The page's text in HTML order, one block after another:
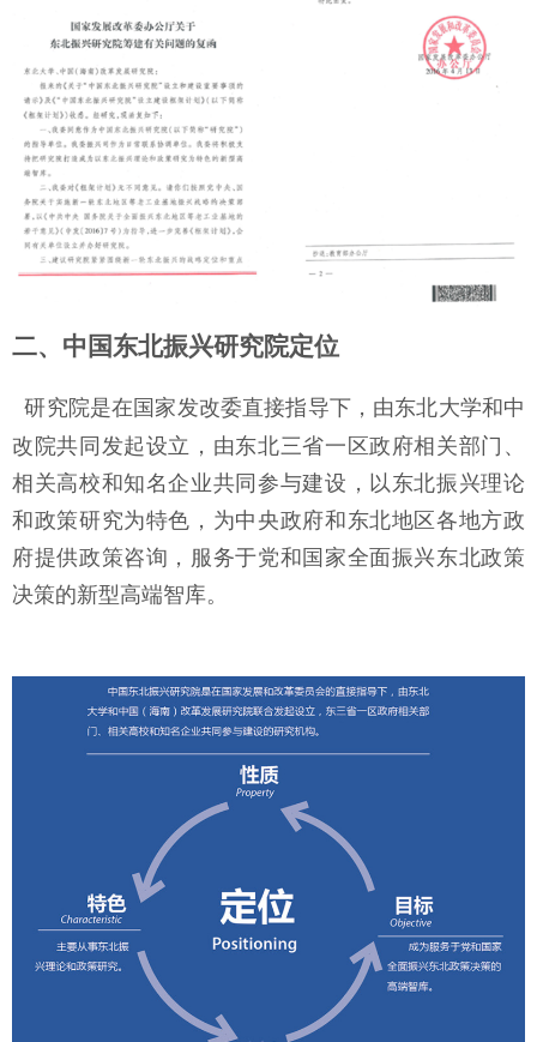
二、中国东北振兴研究院定位
研究院是在国家发改委直接指导下，由东北大学和中
改院共同发起设立，由东北三省一区政府相关部门、
相关高校和知名企业共同参与建设，以东北振兴理论
和政策研究为特色，为中央政府和东北地区各地方政
府提供政策咨询，服务于党和国家全面振兴东北政策
决策的新型高端智库。